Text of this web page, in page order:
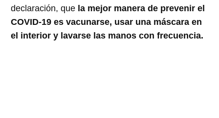
declaración, que la mejor manera de prevenir el
COVID-19 es vacunarse, usar una máscara en
el interior y lavarse las manos con frecuencia.